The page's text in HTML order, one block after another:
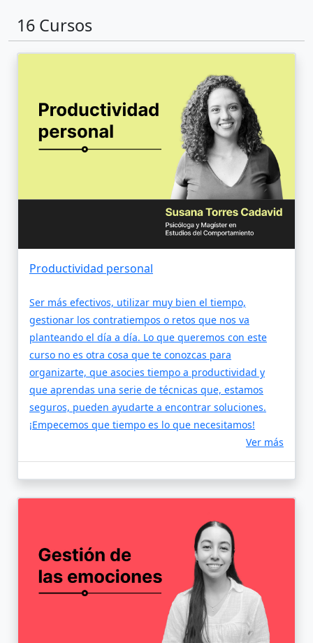
16 Cursos
Productividad personal
Ser más efectivos, utilizar muy bien el tiempo,
gestionar los contratiempos o retos que nos va
planteando el día a día. Lo que queremos con este
curso no es otra cosa que te conozcas para
organizarte, que asocies tiempo a productividad y
que aprendas una serie de técnicas que, estamos
seguros, pueden ayudarte a encontrar soluciones.
¡Empecemos que tiempo es lo que necesitamos!
Ver más